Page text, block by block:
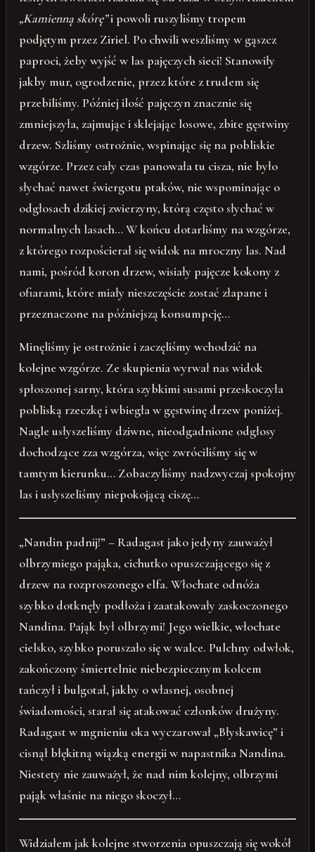
„Kamienną skórę”i powoli ruszyliśmy tropem
podjętym przez Ziriel. Po chwili weszliśmy w gąszcz
paproci, żeby wyjść w las pajęczych sieci! Stanowiły
jakby mur, ogrodzenie, przez które z trudem się
przebiliśmy. Później ilość pajęczyn znacznie się
zmniejszyła, zajmując i sklejając losowe, zbite gęstwiny
drzew. Szliśmy ostrożnie, wspinając się na pobliskie
wzgórze. Przez cały czas panowała tu cisza, nie było
słychać nawet świergotu ptaków, nie wspominając o
odgłosach dzikiej zwierzyny, którą często słychać w
normalnych lasach… W końcu dotarliśmy na wzgórze,
z którego rozpościerał się widok na mroczny las. Nad
nami, pośród koron drzew, wisiały pajęcze kokony z
ofiarami, które miały nieszczęście zostać złapane i
przeznaczone na późniejszą konsumpcję…
Minęliśmy je ostrożnie i zaczęliśmy wchodzić na
kolejne wzgórze. Ze skupienia wyrwał nas widok
spłoszonej sarny, która szybkimi susami przeskoczyła
pobliską rzeczkę i wbiegła w gęstwinę drzew poniżej.
Nagle usłyszeliśmy dziwne, nieodgadnione odgłosy
dochodzące zza wzgórza, więc zwróciliśmy się w
tamtym kierunku… Zobaczyliśmy nadzwyczaj spokojny
las i usłyszeliśmy niepokojącą ciszę…
„Nandin padnij!” – Radagast jako jedyny zauważył
olbrzymiego pająka, cichutko opuszczającego się z
drzew na rozproszonego elfa. Włochate odnóża
szybko dotknęły podłoża i zaatakowały zaskoczonego
Nandina. Pająk był olbrzymi! Jego wielkie, włochate
cielsko, szybko poruszało się w walce. Pulchny odwłok,
zakończony śmiertelnie niebezpiecznym kolcem
tańczył i bulgotał, jakby o własnej, osobnej
świadomości, starał się atakować członków drużyny.
Radagast w mgnieniu oka wyczarował „Błyskawicę” i
cisnął błękitną wiązką energii w napastnika Nandina.
Niestety nie zauważył, że nad nim kolejny, olbrzymi
pająk właśnie na niego skoczył…
Widziałem jak kolejne stworzenia opuszczają się wokół